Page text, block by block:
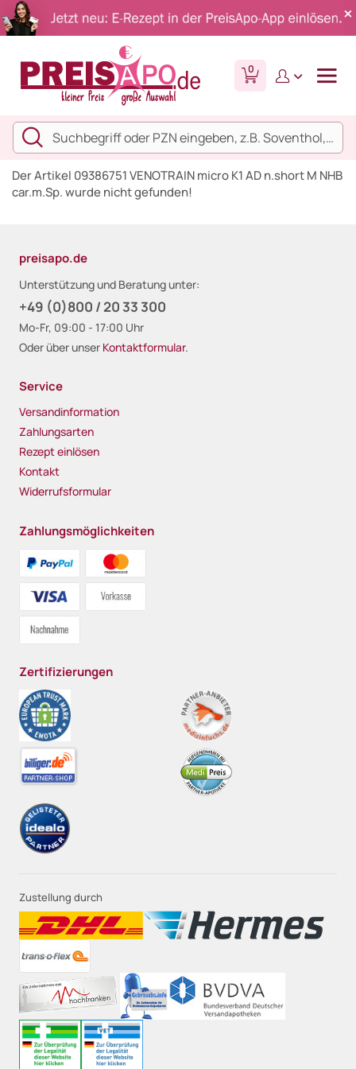
0
Der Artikel 09386751 VENOTRAIN micro K1 AD n.short M NHB
car.m.Sp. wurde nicht gefunden!
preisapo.de
Unterstützung und Beratung unter:
+49 (0)800 / 20 33 300
Mo-Fr, 09:00 - 17:00 Uhr
Oder über unser Kontaktformular.
Service
Versandinformation
Zahlungsarten
Rezept einlösen
Kontakt
Widerrufsformular
Zahlungsmöglichkeiten
Zertifizierungen
Zustellung durch